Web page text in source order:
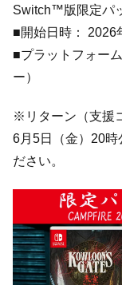
Switch™版限定パ
■開始日時： 2026
■プラットフォー
ー）
※リターン（支援
6月5日（金）20時
ださい。